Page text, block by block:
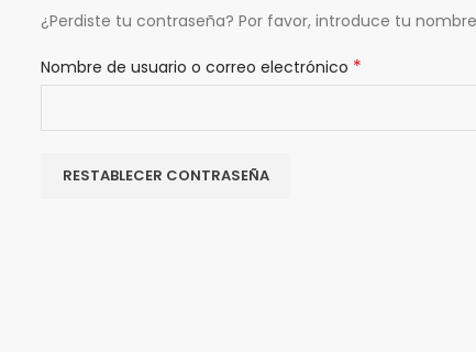
¿Perdiste tu contraseña? Por favor, introduce tu
Nombre de usuario o correo electrónico *
RESTABLECER CONTRASEÑA